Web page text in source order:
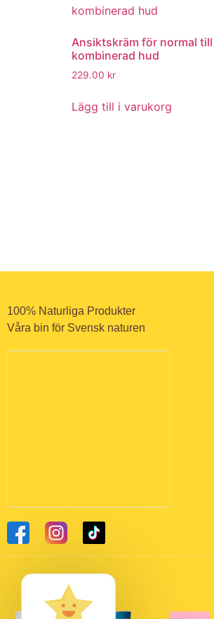
Ansiktskräm för normal till
kombinerad hud
229.00 kr
Lägg till i varukorg
100% Naturliga Produkter
Våra bin för Svensk naturen